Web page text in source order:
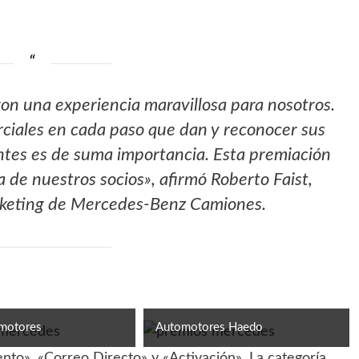
una experiencia maravillosa para nosotros.
en cada paso que dan y reconocer sus
es de suma importancia. Esta premiación
nuestros socios», afirmó Roberto Faist,
de Mercedes-Benz Camiones.
Automotores Haedo